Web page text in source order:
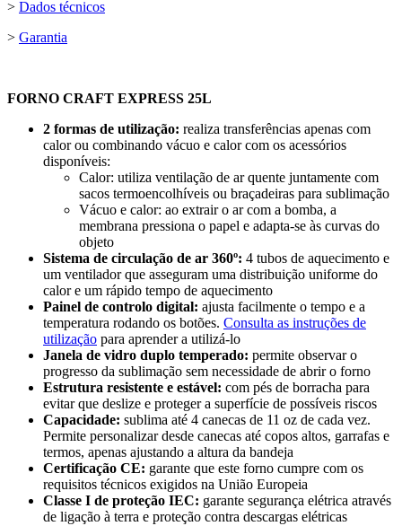
> Dados técnicos
> Garantia
FORNO CRAFT EXPRESS 25L
2 formas de utilização: realiza transferências apenas com
calor ou combinando vácuo e calor com os acessórios
disponíveis:
Calor: utiliza ventilação de ar quente juntamente com
sacos termoencolhíveis ou braçadeiras para sublimação
Vácuo e calor: ao extrair o ar com a bomba, a
membrana pressiona o papel e adapta-se às curvas do
objeto
Sistema de circulação de ar 360º: 4 tubos de aquecimento e
um ventilador que asseguram uma distribuição uniforme do
calor e um rápido tempo de aquecimento
Painel de controlo digital: ajusta facilmente o tempo e a
temperatura rodando os botões. Consulta as instruções de
utilização para aprender a utilizá-lo
Janela de vidro duplo temperado: permite observar o
progresso da sublimação sem necessidade de abrir o forno
Estrutura resistente e estável: com pés de borracha para
evitar que deslize e proteger a superfície de possíveis riscos
Capacidade: sublima até 4 canecas de 11 oz de cada vez.
Permite personalizar desde canecas até copos altos, garrafas e
termos, apenas ajustando a altura da bandeja
Certificação CE: garante que este forno cumpre com os
requisitos técnicos exigidos na União Europeia
Classe I de proteção IEC: garante segurança elétrica através
de ligação à terra e proteção contra descargas elétricas